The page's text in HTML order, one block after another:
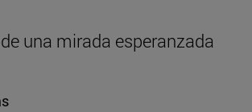
una mirada esperanzada